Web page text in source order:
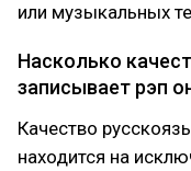
или музыкальных
Насколько
записывает рэп
Качество
находится на